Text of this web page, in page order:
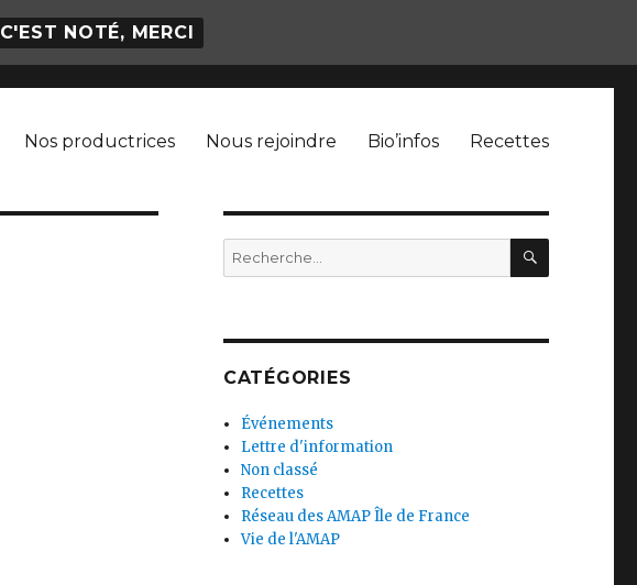
Nos productrices Nous rejoindre Bio’infos Recettes
Recherche
pour
CATÉGORIES
Événements
Lettre d'information
Non classé
Recettes
Réseau des AMAP Île de France
Vie de l'AMAP
C'EST NOTÉ, MERCI